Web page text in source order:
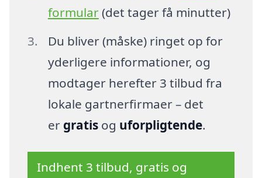
formular(det tager få minutter)
Du bliver (måske) ringet op for
yderligere informationer, og
modtager herefter 3 tilbud fra
lokale gartnerfirmaer – det
er gratisog uforpligtende.
Indhent 3 tilbud, gratis og